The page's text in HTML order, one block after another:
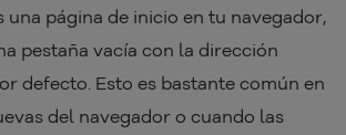
una página de inicio en tu navegador,
pestaña vacía con la dirección
defecto. Esto es bastante común en
del navegador o cuando las